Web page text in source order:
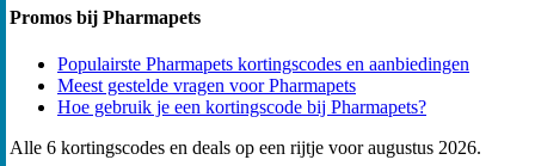
Promos bij Pharmapets
Populairste Pharmapets kortingscodes en aanbiedingen
Meest gestelde vragen voor Pharmapets
Hoe gebruik je een kortingscode bij Pharmapets?
Alle 6 kortingscodes en deals op een rijtje voor augustus 2026.